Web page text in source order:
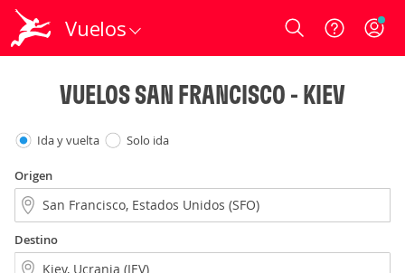
Vuelos Login
VUELOS SAN FRANCISCO - KIEV
Ida y vuelta Solo ida
Origen
Destino